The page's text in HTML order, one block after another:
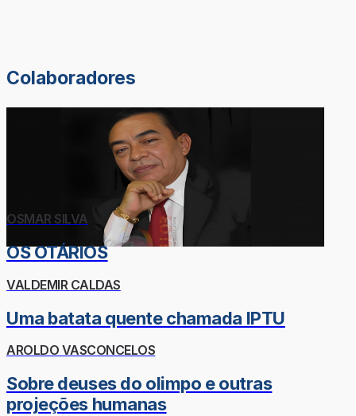
Colaboradores
OSMAR SILVA
OS OTÁRIOS
VALDEMIR CALDAS
Uma batata quente chamada IPTU
AROLDO VASCONCELOS
Sobre deuses do olimpo e outras
projeções humanas